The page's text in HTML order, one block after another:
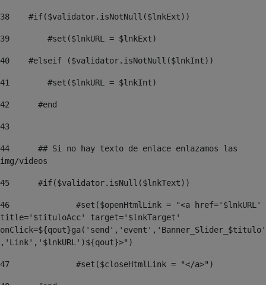
38
    #if($validator.isNotNull($lnkExt))
39
        #set($lnkURL = $lnkExt)
40
    #elseif ($validator.isNotNull($lnkInt))
41
        #set($lnkURL = $lnkInt)
42
	#end
43
44
img/videos
45
	#if($validator.isNull($lnkText))
46
title='$tituloAcc' target='$lnkTarget'
onClick=${qout}ga('send','event','Banner_Slider_$titulo'
,'Link','$lnkURL')${qout}>")
47
		#set($closeHtmlLink = "</a>")